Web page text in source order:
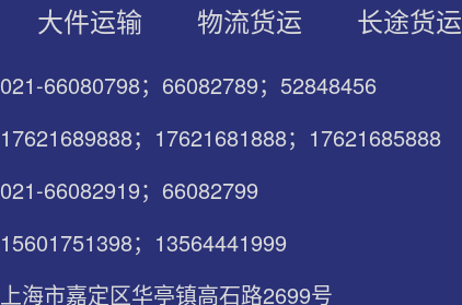
大件运输 物流货运 长途货运
021-66080798；66082789；52848456
17621689888；17621681888；17621685888
021-66082919；66082799
15601751398；13564441999
上海市嘉定区华亭镇高石路2699号